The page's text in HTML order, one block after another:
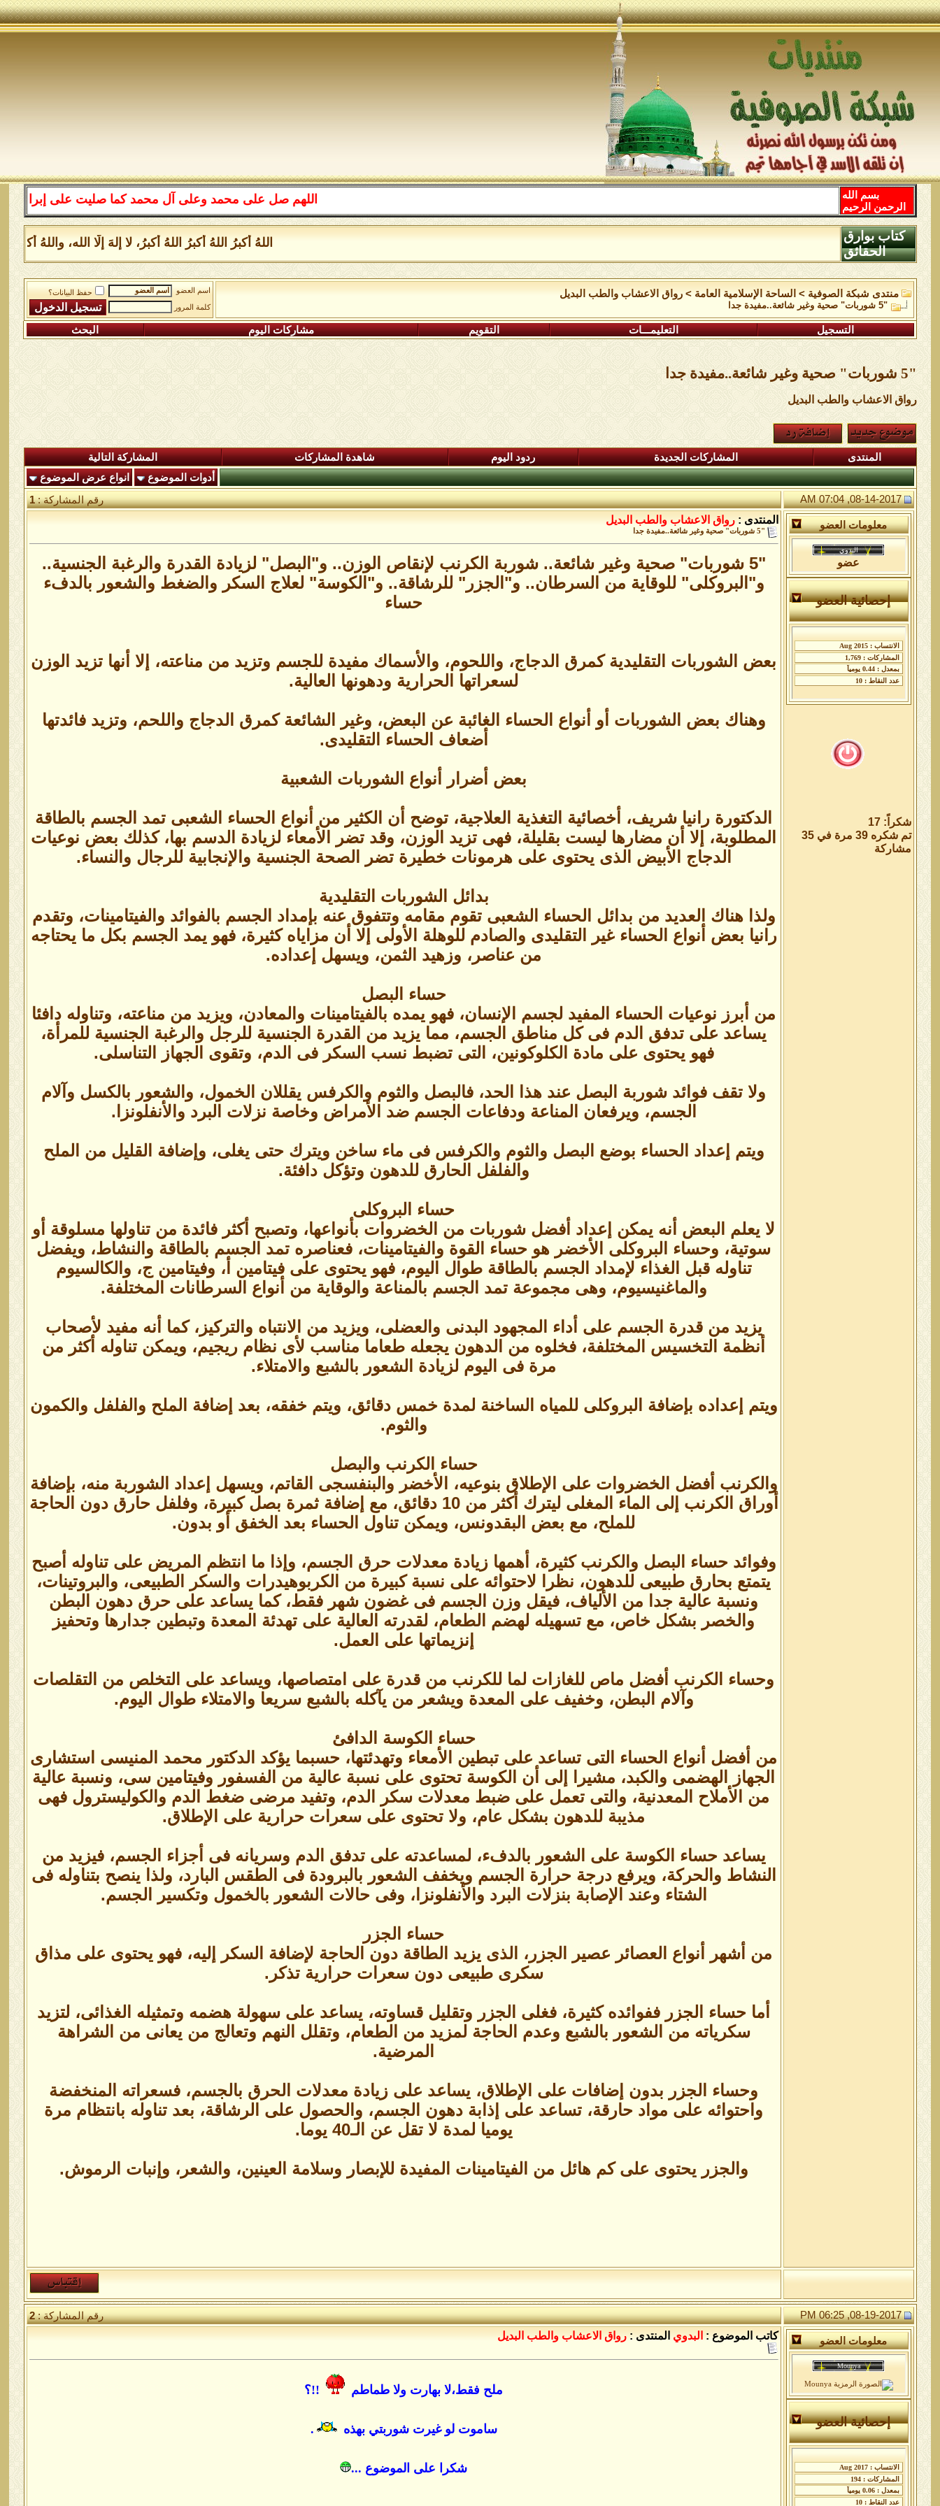
اللهم صل على محمد وعلى آل محمد كما صليت على إبراهيم وعلى آل
بسم الله
الرحمن الرحيم
اللهُ أكبرُ اللهُ أكبرُ اللهُ أكبرُ، لا إلهَ إلَّا الله، واللهُ أكبر
كتاب بوارق
الحقائق
منتدى شبكة الصوفية > الساحة اﻹسلامية العامة >رواق الاعشاب والطب البديل
"5 شوربات" صحية وغير شائعة..مفيدة جدا
اسم العضو
حفظ البيانات؟
كلمة المرور
التسجيل التعليمـــات التقويم مشاركات اليوم البحث
"5 شوربات" صحية وغير شائعة..مفيدة جدا
رواق الاعشاب والطب البديل
المنتدى المشاركات الجديدة ردود اليوم شاهدة المشاركات
المشاركة التالية
أدوات الموضوع
انواع عرض الموضوع
08-14-2017, 07:04 AM
رقم المشاركة :1
معلومات العضو
عضو
إحصائية العضو
شكراً: 17
تم شكره 39 مرة في 35
مشاركة
المنتدى : رواق الاعشاب والطب البديل
"5 شوربات" صحية وغير شائعة..مفيدة جدا
"5 شوربات" صحية وغير شائعة.. شوربة الكرنب لإنقاص الوزن.. و"البصل" لزيادة القدرة والرغبة الجنسية..
و"البروكلى" للوقاية من السرطان.. و"الجزر" للرشاقة.. و"الكوسة" لعلاج السكر والضغط والشعور بالدفء
حساء
بعض الشوربات التقليدية كمرق الدجاج، واللحوم، والأسماك مفيدة للجسم وتزيد من مناعته، إلا أنها تزيد الوزن
لسعراتها الحرارية ودهونها العالية.
وهناك بعض الشوربات أو أنواع الحساء الغائبة عن البعض، وغير الشائعة كمرق الدجاج واللحم، وتزيد فائدتها
أضعاف الحساء التقليدى.
بعض أضرار أنواع الشوربات الشعبية
الدكتورة رانيا شريف، أخصائية التغذية العلاجية، توضح أن الكثير من أنواع الحساء الشعبى تمد الجسم بالطاقة
المطلوبة، إلا أن مضارها ليست بقليلة، فهى تزيد الوزن، وقد تضر الأمعاء لزيادة الدسم بها، كذلك بعض نوعيات
الدجاج الأبيض الذى يحتوى على هرمونات خطيرة تضر الصحة الجنسية والإنجابية للرجال والنساء.
بدائل الشوربات التقليدية
ولذا هناك العديد من بدائل الحساء الشعبى تقوم مقامه وتتفوق عنه بإمداد الجسم بالفوائد والفيتامينات، وتقدم
رانيا بعض أنواع الحساء غير التقليدى والصادم للوهلة الأولى إلا أن مزاياه كثيرة، فهو يمد الجسم بكل ما يحتاجه
من عناصر، وزهيد الثمن، ويسهل إعداده.
حساء البصل
من أبرز نوعيات الحساء المفيد لجسم الإنسان، فهو يمده بالفيتامينات والمعادن، ويزيد من مناعته، وتناوله دافئا
يساعد على تدفق الدم فى كل مناطق الجسم، مما يزيد من القدرة الجنسية للرجل والرغبة الجنسية للمرأة،
فهو يحتوى على مادة الكلوكونين، التى تضبط نسب السكر فى الدم، وتقوى الجهاز التناسلى.
ولا تقف فوائد شوربة البصل عند هذا الحد، فالبصل والثوم والكرفس يقللان الخمول، والشعور بالكسل وآلام
الجسم، ويرفعان المناعة ودفاعات الجسم ضد الأمراض وخاصة نزلات البرد والأنفلونزا.
ويتم إعداد الحساء بوضع البصل والثوم والكرفس فى ماء ساخن ويترك حتى يغلى، وإضافة القليل من الملح
والفلفل الحارق للدهون وتؤكل دافئة.
حساء البروكلى
لا يعلم البعض أنه يمكن إعداد أفضل شوربات من الخضروات بأنواعها، وتصبح أكثر فائدة من تناولها مسلوقة أو
سوتية، وحساء البروكلى الأخضر هو حساء القوة والفيتامينات، فعناصره تمد الجسم بالطاقة والنشاط، ويفضل
تناوله قبل الغذاء لإمداد الجسم بالطاقة طوال اليوم، فهو يحتوى على فيتامين أ، وفيتامين ج، والكالسيوم
والماغنيسيوم، وهى مجموعة تمد الجسم بالمناعة والوقاية من أنواع السرطانات المختلفة.
يزيد من قدرة الجسم على أداء المجهود البدنى والعضلى، ويزيد من الانتباه والتركيز، كما أنه مفيد لأصحاب
أنظمة التخسيس المختلفة، فخلوه من الدهون يجعله طعاما مناسب لأى نظام ريجيم، ويمكن تناوله أكثر من
مرة فى اليوم لزيادة الشعور بالشبع والامتلاء.
ويتم إعداده بإضافة البروكلى للمياه الساخنة لمدة خمس دقائق، ويتم خفقه، بعد إضافة الملح والفلفل والكمون
والثوم.
حساء الكرنب والبصل
والكرنب أفضل الخضروات على الإطلاق بنوعيه، الأخضر والبنفسجى القاتم، ويسهل إعداد الشوربة منه، بإضافة
أوراق الكرنب إلى الماء المغلى ليترك أكثر من 10 دقائق، مع إضافة ثمرة بصل كبيرة، وفلفل حارق دون الحاجة
للملح، مع بعض البقدونس، ويمكن تناول الحساء بعد الخفق أو بدون.
وفوائد حساء البصل والكرنب كثيرة، أهمها زيادة معدلات حرق الجسم، وإذا ما انتظم المريض على تناوله أصبح
يتمتع بحارق طبيعى للدهون، نظرا لاحتوائه على نسبة كبيرة من الكربوهيدرات والسكر الطبيعى، والبروتينات،
ونسبة عالية جدا من الألياف، فيقل وزن الجسم فى غضون شهر فقط، كما يساعد على حرق دهون البطن
والخصر بشكل خاص، مع تسهيله لهضم الطعام، لقدرته العالية على تهدئة المعدة وتبطين جدارها وتحفيز
إنزيماتها على العمل.
وحساء الكرنب أفضل ماص للغازات لما للكرنب من قدرة على امتصاصها، ويساعد على التخلص من التقلصات
وآلام البطن، وخفيف على المعدة ويشعر من يآكله بالشبع سريعا والامتلاء طوال اليوم.
حساء الكوسة الدافئ
من أفضل أنواع الحساء التى تساعد على تبطين الأمعاء وتهدئتها، حسبما يؤكد الدكتور محمد المنيسى استشارى
الجهاز الهضمى والكبد، مشيرا إلى أن الكوسة تحتوى على نسبة عالية من الفسفور وفيتامين سى، ونسبة عالية
من الأملاح المعدنية، والتى تعمل على ضبط معدلات سكر الدم، وتفيد مرضى ضغط الدم والكوليسترول فهى
مذيبة للدهون بشكل عام، ولا تحتوى على سعرات حرارية على الإطلاق.
يساعد حساء الكوسة على الشعور بالدفء، لمساعدته على تدفق الدم وسريانه فى أجزاء الجسم، فيزيد من
النشاط والحركة، ويرفع درجة حرارة الجسم ويخفف الشعور بالبرودة فى الطقس البارد، ولذا ينصح بتناوله فى
الشتاء وعند الإصابة بنزلات البرد والأنفلونزا، وفى حالات الشعور بالخمول وتكسير الجسم.
حساء الجزر
من أشهر أنواع العصائر عصير الجزر، الذى يزيد الطاقة دون الحاجة لإضافة السكر إليه، فهو يحتوى على مذاق
سكرى طبيعى دون سعرات حرارية تذكر.
أما حساء الجزر ففوائده كثيرة، فغلى الجزر وتقليل قساوته، يساعد على سهولة هضمه وتمثيله الغذائى، لتزيد
سكرياته من الشعور بالشبع وعدم الحاجة لمزيد من الطعام، وتقلل النهم وتعالج من يعانى من الشراهة
المرضية.
وحساء الجزر بدون إضافات على الإطلاق، يساعد على زيادة معدلات الحرق بالجسم، فسعراته المنخفضة
واحتوائه على مواد حارقة، تساعد على إذابة دهون الجسم، والحصول على الرشاقة، بعد تناوله بانتظام مرة
يوميا لمدة لا تقل عن الـ40 يوما.
والجزر يحتوى على كم هائل من الفيتامينات المفيدة للإبصار وسلامة العينين، والشعر، وإنبات الرموش.
08-19-2017, 06:25 PM رقم المشاركة :2
معلومات العضو
إحصائية العضو
كاتب الموضوع : البدوي المنتدى : رواق الاعشاب والطب البديل
ملح فقط،لا بهارت ولا طماطم !!؟
ساموت لو غيرت شوربتي بهذه .
شكرا على الموضوع ...